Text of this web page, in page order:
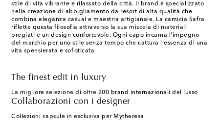
stile di vita vibrante e rilassato della città. Il brand è specializzato
nella creazione di abbigliamento da resort di alta qualità che
combina eleganza casual e maestria artigianale. La camicia Safra
riflette questa filosofia attraverso la sua miscela di materiali
pregiati e un design confortevole. Ogni capo incarna l'impegno
del marchio per uno stile senza tempo che cattura l'essenza di una
vita spensierata e sofisticata.
The finest edit in luxury
La migliore selezione di oltre 200 brand internazionali del lusso
Collaborazioni con i designer
Collezioni capsule in esclusiva per Mytheresa